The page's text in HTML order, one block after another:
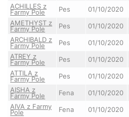
ACHILLES z
Farmy Pole Pes 01/10/2020
AMETHYST z
Farmy Pole Pes 01/10/2020
ARCHIBALD z
Farmy Pole Pes 01/10/2020
ATREY z
Farmy Pole Pes 01/10/2020
ATTILA z
Farmy Pole Pes 01/10/2020
AISHA z
Farmy Pole Fena 01/10/2020
AIVA z Farmy
Pole Fena 01/10/2020